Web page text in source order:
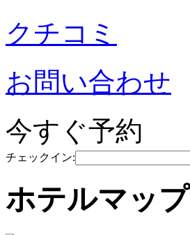
クチコミ
お問い合わせ
今すぐ予約
チェックイン:
ホテルマップ